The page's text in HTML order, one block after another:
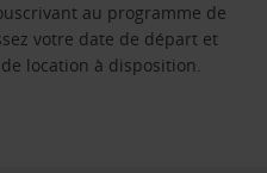
au programme de
votre date de départ et
location à disposition.